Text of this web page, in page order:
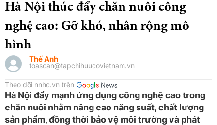
Hà Nội thúc đẩy chăn nuôi công
nghệ cao: Gỡ khó, nhân rộng mô
hình
Thế Anh
toasoan@tapchihuucovietnam.vn
Theo dõi nnhc.vn trên
Hà Nội đẩy mạnh ứng dụng công nghệ cao trong
chăn nuôi nhằm nâng cao năng suất, chất lượng
sản phẩm, đồng thời bảo vệ môi trường và phát